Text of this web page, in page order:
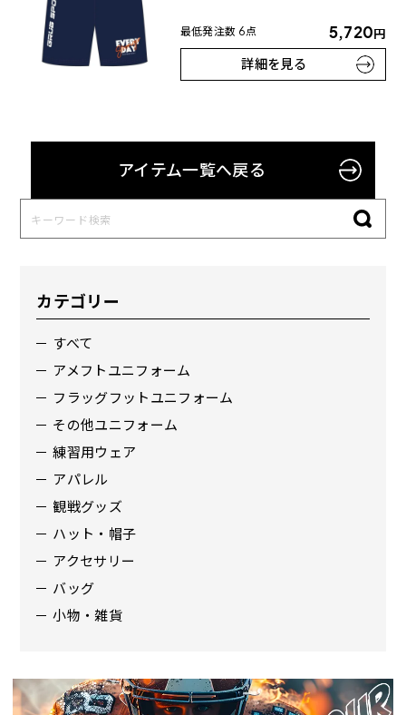
最低発注数 6点 5,720円
詳細を見る
アイテム一覧へ戻る
カテゴリー
すべて
アメフトユニフォーム
フラッグフットユニフォーム
その他ユニフォーム
練習用ウェア
アパレル
観戦グッズ
ハット・帽子
アクセサリー
バッグ
小物・雑貨